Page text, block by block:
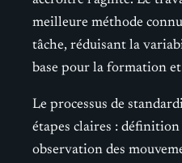
meilleure méthode
tâche, réduisant la
base pour la formation
Le processus de
étapes claires : définition
observation des